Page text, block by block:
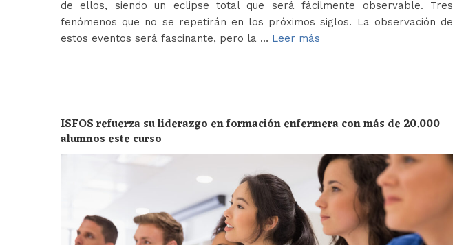
de ellos, siendo un eclipse total que será fácilmente observable. Tres
fenómenos que no se repetirán en los próximos siglos. La observación de
estos eventos será fascinante, pero la … Leer más
ISFOS refuerza su liderazgo en formación enfermera con más de 20.000
alumnos este curso